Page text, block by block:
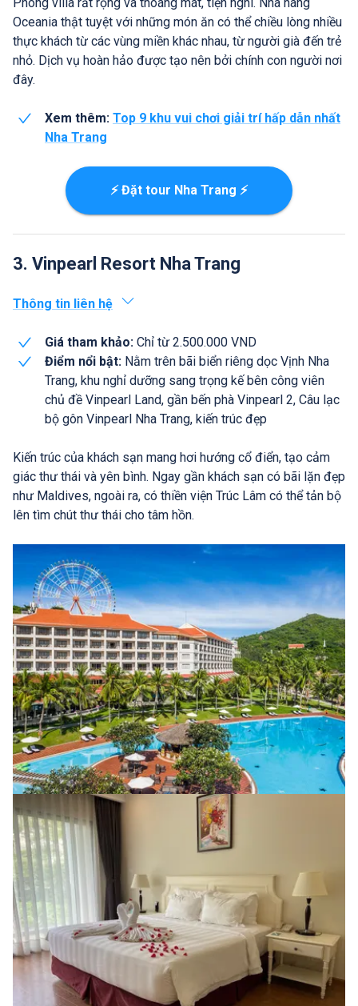
Oceania thật tuyệt với những món ăn có thể chiều lòng nhiều
thực khách từ các vùng miền khác nhau, từ người già đến trẻ
nhỏ. Dịch vụ hoàn hảo được tạo nên bởi chính con người nơi
đây.
Xem thêm: Top 9 khu vui chơi giải trí hấp dẫn nhất
Nha Trang
⚡ Đặt tour Nha Trang ⚡
3. Vinpearl Resort Nha Trang
Thông tin liên hệ
Giá tham khảo: Chỉ từ 2.500.000 VND
Điểm nổi bật: Nằm trên bãi biển riêng dọc Vịnh Nha
Trang, khu nghỉ dưỡng sang trọng kế bên công viên
chủ đề Vinpearl Land, gần bến phà Vinpearl 2, Câu lạc
bộ gôn Vinpearl Nha Trang, kiến trúc đẹp
Kiến trúc của khách sạn mang hơi hướng cổ điển, tạo cảm
giác thư thái và yên bình. Ngay gần khách sạn có bãi lặn đẹp
như Maldives, ngoài ra, có thiền viện Trúc Lâm có thể tản bộ
lên tìm chút thư thái cho tâm hồn.